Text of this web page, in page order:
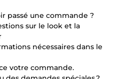
passé une commande ?
sur le look et la
nécessaires dans le
votre commande.